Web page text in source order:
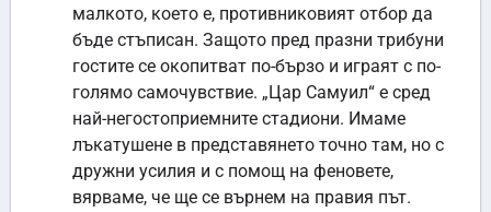
малкото, което е, противниковият отбор да
бъде стъписан. Защото пред празни трибуни
гостите се окопитват по-бързо и играят с по-
голямо самочувствие. „Цар Самуил“ е сред
най-негостоприемните стадиони. Имаме
лъкатушене в представянето точно там, но с
дружни усилия и с помощ на феновете,
вярваме, че ще се върнем на правия път.